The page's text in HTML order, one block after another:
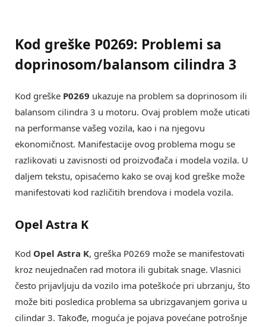
Kod greške P0269: Problemi sa
doprinosom/balansom cilindra 3
Kod greške P0269 ukazuje na problem sa doprinosom ili
balansom cilindra 3 u motoru. Ovaj problem može uticati
na performanse vašeg vozila, kao i na njegovu
ekonomičnost. Manifestacije ovog problema mogu se
razlikovati u zavisnosti od proizvođača i modela vozila. U
daljem tekstu, opisaćemo kako se ovaj kod greške može
manifestovati kod različitih brendova i modela vozila.
Opel Astra K
Kod Opel Astra K, greška P0269 može se manifestovati
kroz neujednačen rad motora ili gubitak snage. Vlasnici
često prijavljuju da vozilo ima poteškoće pri ubrzanju, što
može biti posledica problema sa ubrizgavanjem goriva u
cilindar 3. Takođe, moguća je pojava povećane potrošnje